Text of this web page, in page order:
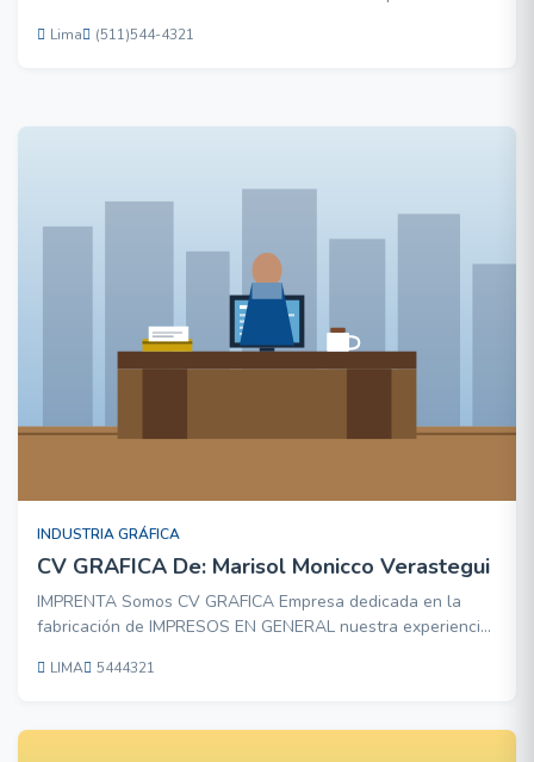
calidad, puntualidad, y precio justo. cvgrafica@hotmail.com
Lima (511)544-4321
INDUSTRIA GRÁFICA
CV GRAFICA De: Marisol Monicco Verastegui
IMPRENTA Somos CV GRAFICA Empresa dedicada en la
fabricación de IMPRESOS EN GENERAL nuestra experiencia
calidad, puntualidad, y precio justo. TELEFONO 5444321
LIMA 5444321